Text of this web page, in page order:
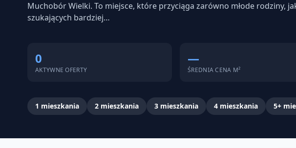
Muchobór Wielki. To miejsce, które przyciąga zarówno młode rodziny,
szukających bardziej…
0
AKTYWNE OFERTY
—
ŚREDNIA CENA M²
1 mieszkania 2 mieszkania 3 mieszkania 4 mieszkania 5+